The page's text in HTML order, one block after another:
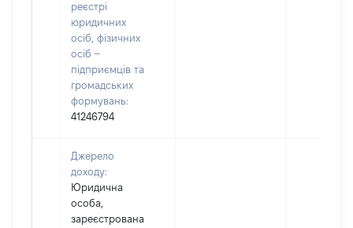
реєстрі
юридичних
осіб, фізичних
осіб –
підприємців та
громадських
формувань:
41246794
Джерело
доходу:
Юридична
особа,
зареєстрована